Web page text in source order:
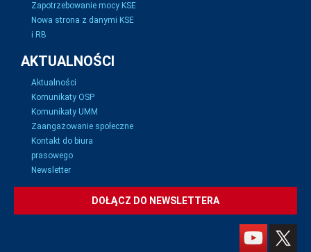
Zapotrzebowanie mocy KSE
Nowa strona z danymi KSE
i RB
AKTUALNOŚCI
Aktualności
Komunikaty OSP
Komunikaty UMM
Zaangażowanie społeczne
Kontakt do biura
prasowego
Newsletter
DOŁĄCZ DO NEWSLETTERA